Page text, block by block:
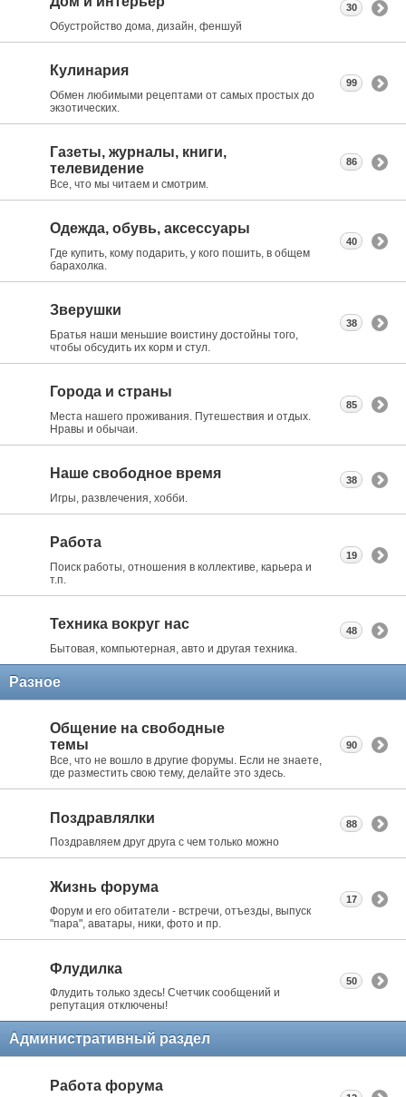
Обустройство дома, дизайн, феншуй
30
Кулинария
Обмен любимыми рецептами от самых простых до
экзотических.
99
Газеты, журналы, книги,
телевидение
Все, что мы читаем и смотрим.
86
Одежда, обувь, аксессуары
Где купить, кому подарить, у кого пошить, в общем
барахолка.
40
Зверушки
Братья наши меньшие воистину достойны того,
чтобы обсудить их корм и стул.
38
Города и страны
Места нашего проживания. Путешествия и отдых.
Нравы и обычаи.
85
Наше свободное время
Игры, развлечения, хобби.
38
Работа
Поиск работы, отношения в коллективе, карьера и
т.п.
19
Техника вокруг нас
Бытовая, компьютерная, авто и другая техника.
48
Разное
Общение на свободные
темы
Все, что не вошло в другие форумы. Если не знаете,
где разместить свою тему, делайте это здесь.
90
Поздравлялки
Поздравляем друг друга с чем только можно
88
Жизнь форума
Форум и его обитатели - встречи, отъезды, выпуск
"пара", аватары, ники, фото и пр.
17
Флудилка
Флудить только здесь! Счетчик сообщений и
репутация отключены!
50
Административный раздел
Работа форума